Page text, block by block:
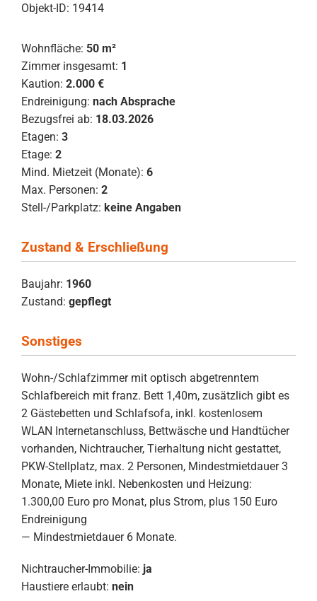
Objekt-ID: 19414
Wohnfläche: 50 m²
Zimmer insgesamt: 1
Kaution: 2.000 €
Endreinigung: nach Absprache
Bezugsfrei ab: 18.03.2026
Etagen: 3
Etage: 2
Mind. Mietzeit (Monate): 6
Max. Personen: 2
Stell-/Parkplatz: keine Angaben
Zustand & Erschließung
Baujahr: 1960
Zustand: gepflegt
Sonstiges
Wohn-/Schlafzimmer mit optisch abgetrenntem
Schlafbereich mit franz. Bett 1,40m, zusätzlich gibt es
2 Gästebetten und Schlafsofa, inkl. kostenlosem
WLAN Internetanschluss, Bettwäsche und Handtücher
vorhanden, Nichtraucher, Tierhaltung nicht gestattet,
PKW-Stellplatz, max. 2 Personen, Mindestmietdauer 3
Monate, Miete inkl. Nebenkosten und Heizung:
1.300,00 Euro pro Monat, plus Strom, plus 150 Euro
Endreinigung
— Mindestmietdauer 6 Monate.
Nichtraucher-Immobilie: ja
Haustiere erlaubt: nein